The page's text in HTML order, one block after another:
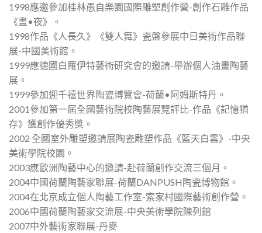
1998應邀參加桂林愚自樂園國際雕塑創作營-創作石雕作品
《晝•夜》。
1998作品《人長久》《雙人舞》瓷盤參展中日美術作品聯
展-中國美術館。
1999應德國白羅伊特藝術研究會的邀請-舉辦個人油畫陶藝
展。
1999參加迎千禧世界陶瓷博覽會-荷蘭•阿姆斯特丹。
2001參加第一屆全國藝術院校陶藝展覽評比-作品《記憶猶
存》獲創作優秀獎。
2002 全國室外雕塑邀請展陶瓷雕塑作品《藍天白雲》-中央
美術學院校園。
2003應歐洲陶藝中心的邀請-赴荷蘭創作交流三個月。
2004中國荷蘭陶藝家聯展-荷蘭DANPUSH陶瓷博物館。
2004在北京成立個人陶藝工作室-索家村國際藝術創作營。
2006中國荷蘭陶藝家交流展-中央美術學院陳列館
2007中外藝術家聯展-丹麥